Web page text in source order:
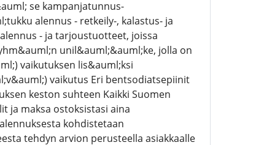
se kampanjatunnus-
alennus - retkeily-, kalastus- ja
- ja tarjoustuotteet, joissa
unil&auml;&auml;ke, jolla on
vaikutuksen lis&auml;ksi
vaikutus Eri bentsodiatsepiinit
keston suhteen Kaikki Suomen
ja maksa ostoksistasi aina
kohdistetaan
tehdyn arvion perusteella asiakkaalle